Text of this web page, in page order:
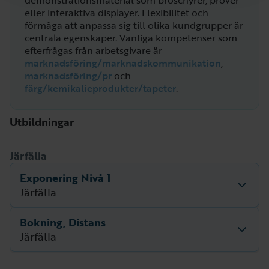
eller interaktiva displayer. Flexibilitet och
förmåga att anpassa sig till olika kundgrupper är
centrala egenskaper. Vanliga kompetenser som
efterfrågas från arbetsgivare är
marknadsföring/marknadskommunikation,
marknadsföring/pr och
färg/kemikalieprodukter/tapeter.
Utbildningar
Järfälla
Exponering Nivå 1
Järfälla
Beskrivning
Beskrivning för utbildningen saknas.
Bokning, Distans
Järfälla